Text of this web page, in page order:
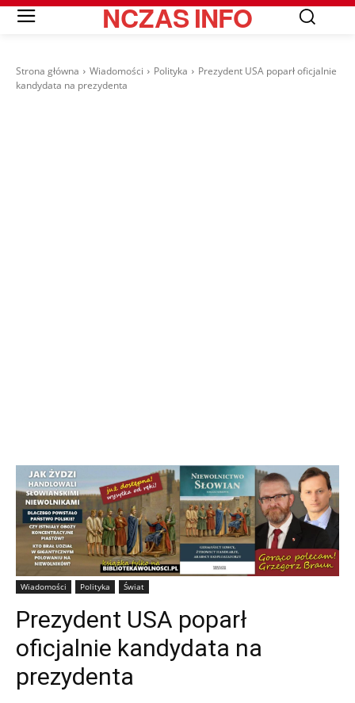
NCZASINFO
Strona główna Wiadomości Polityka
Prezydent USA poparł oficjalnie
kandydata na prezydenta
Wiadomości Polityka Świat
Prezydent USA poparł
oficjalnie kandydata na
prezydenta